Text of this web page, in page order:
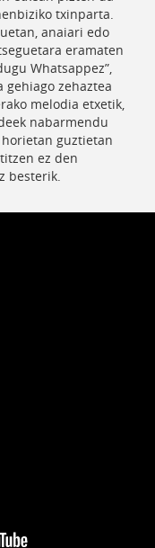
txinparta.
anaiari edo
eramaten
Whatsappez”,
zehaztea
melodia etxetik,
nabarmendu
guztietan
ez den
besterik.